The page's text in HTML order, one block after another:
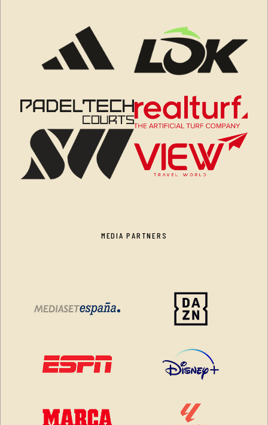
MEDIA PARTNERS